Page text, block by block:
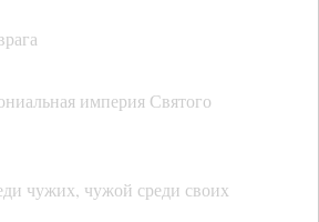
империя Святого
чужих, чужой среди своих